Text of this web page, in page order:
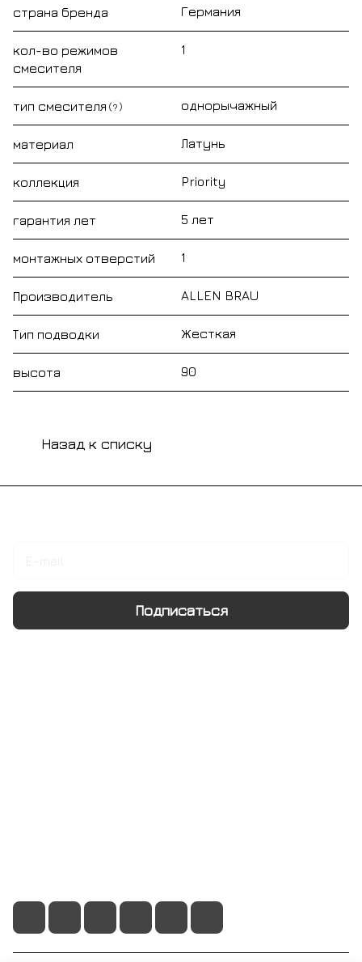
страна бренда Германия
кол-во режимов
смесителя
1
тип смесителя ? однорычажный
материал Латунь
коллекция Priority
гарантия лет 5 лет
монтажных отверстий 1
Производитель ALLEN BRAU
Тип подводки Жесткая
высота 90
Назад к списку
Подписаться